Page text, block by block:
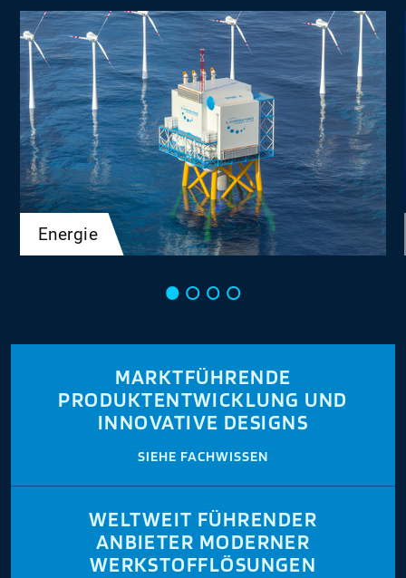
Energie
MARKTFÜHRENDE
PRODUKTENTWICKLUNG UND
INNOVATIVE DESIGNS
SIEHE FACHWISSEN
WELTWEIT FÜHRENDER
ANBIETER MODERNER
WERKSTOFFLÖSUNGEN